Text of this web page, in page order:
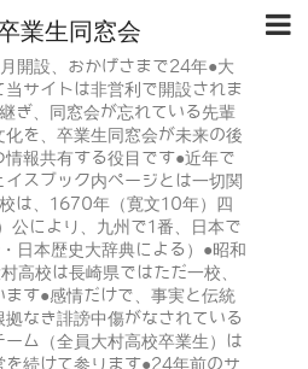
業生同窓会
設、おかげさまで24年●大
サイトは非営利で開設されま
ぎ、同窓会が忘れている先輩
を、卒業生同窓会が未来の後
報共有する役目です●近年で
スブック内ページとは一切関
は、1670年（寛文10年）四
公により、九州で1番、日本で
日本歴史大辞典による）●昭和
高校は長崎県ではただ一校、
す●感情だけで、事実と伝統
なき誹謗中傷がなされている
ム（全員大村高校卒業生）は
続けて参ります●24年前のサ